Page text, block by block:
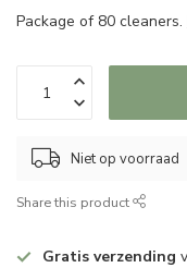
Package of 80 cleaners.
Niet op voorraad
Share this product
Gratis verzending